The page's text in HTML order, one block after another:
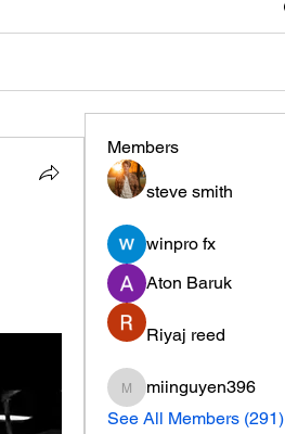
Members
steve smith
winpro fx
Aton Baruk
Riyaj reed
miinguyen396
miinguyen396
See All Members (291)